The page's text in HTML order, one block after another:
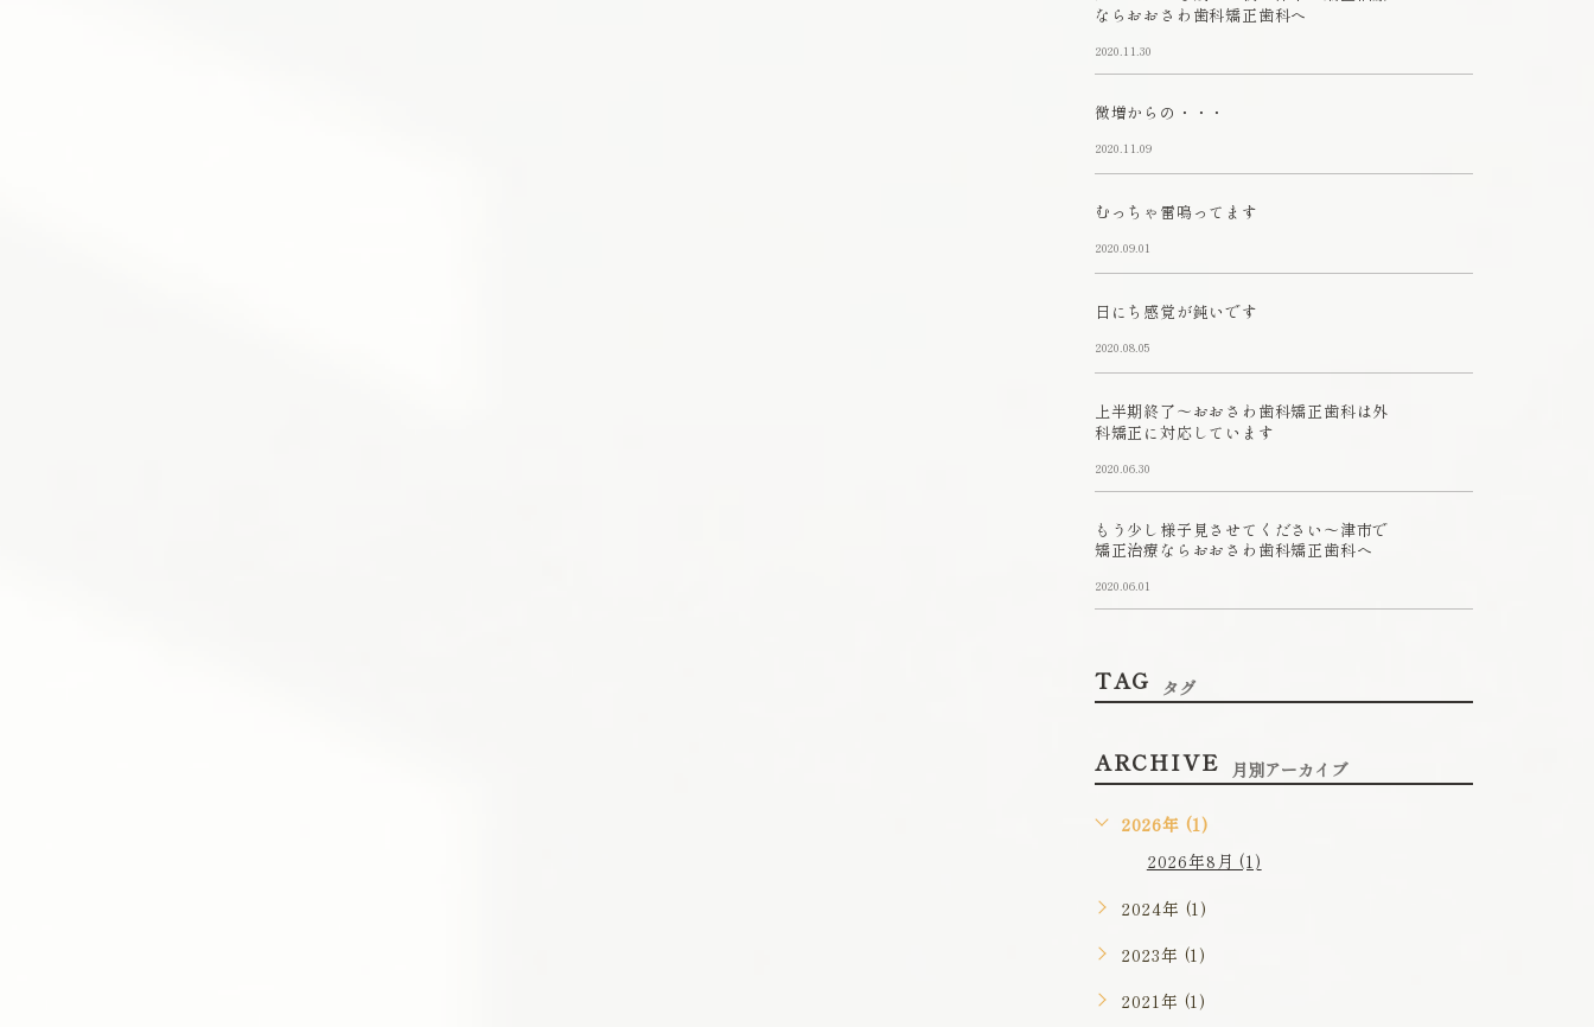
ならおおさわ歯科矯正歯科へ
2020.11.30
微増からの・・・
2020.11.09
むっちゃ雷鳴ってます
2020.09.01
日にち感覚が鈍いです
2020.08.05
上半期終了～おおさわ歯科矯正歯科は外
科矯正に対応しています
2020.06.30
もう少し様子見させてください～津市で
矯正治療ならおおさわ歯科矯正歯科へ
2020.06.01
TAG タグ
ARCHIVE 月別アーカイブ
2026年 (1)
2026年8月 (1)
2024年 (1)
2023年 (1)
2021年 (1)